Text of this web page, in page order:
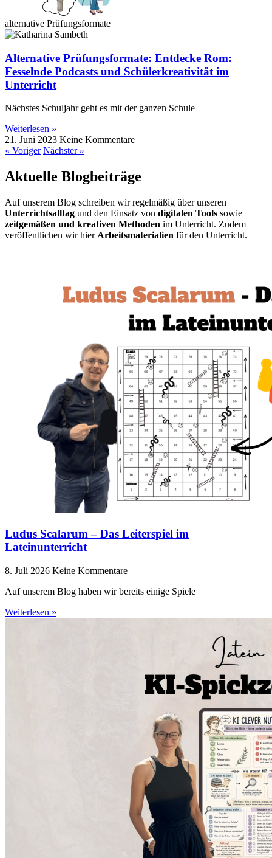
alternative Prüfungsformate
Alternative Prüfungsformate: Entdecke Rom:
Fesselnde Podcasts und Schülerkreativität im
Unterricht
Nächstes Schuljahr geht es mit der ganzen Schule
Weiterlesen »
21. Juni 2023 Keine Kommentare
« Voriger Nächster »
Aktuelle Blogbeiträge
Auf unserem Blog schreiben wir regelmäßig über unseren
Unterrichtsalltag und den Einsatz von digitalen Tools sowie
zeitgemäßen und kreativen Methoden im Unterricht. Zudem
veröffentlichen wir hier Arbeitsmaterialien für den Unterricht.
Ludus Scalarum – Das Leiterspiel im
Lateinunterricht
8. Juli 2026 Keine Kommentare
Auf unserem Blog haben wir bereits einige Spiele
Weiterlesen »